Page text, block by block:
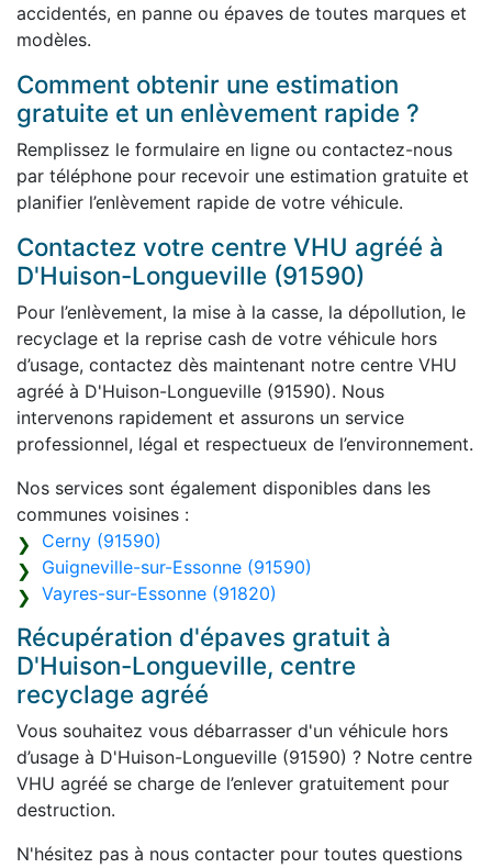
accidentés, en panne ou épaves de toutes marques et
modèles.
Comment obtenir une estimation
gratuite et un enlèvement rapide ?
Remplissez le formulaire en ligne ou contactez-nous
par téléphone pour recevoir une estimation gratuite et
planifier l’enlèvement rapide de votre véhicule.
Contactez votre centre VHU agréé à
D'Huison-Longueville (91590)
Pour l’enlèvement, la mise à la casse, la dépollution, le
recyclage et la reprise cash de votre véhicule hors
d’usage, contactez dès maintenant notre centre VHU
agréé à D'Huison-Longueville (91590). Nous
intervenons rapidement et assurons un service
professionnel, légal et respectueux de l’environnement.
Nos services sont également disponibles dans les
communes voisines :
Cerny (91590)
Guigneville-sur-Essonne (91590)
Vayres-sur-Essonne (91820)
Récupération d'épaves gratuit à
D'Huison-Longueville, centre
recyclage agréé
Vous souhaitez vous débarrasser d'un véhicule hors
d’usage à D'Huison-Longueville (91590) ? Notre centre
VHU agréé se charge de l’enlever gratuitement pour
destruction.
N'hésitez pas à nous contacter pour toutes questions